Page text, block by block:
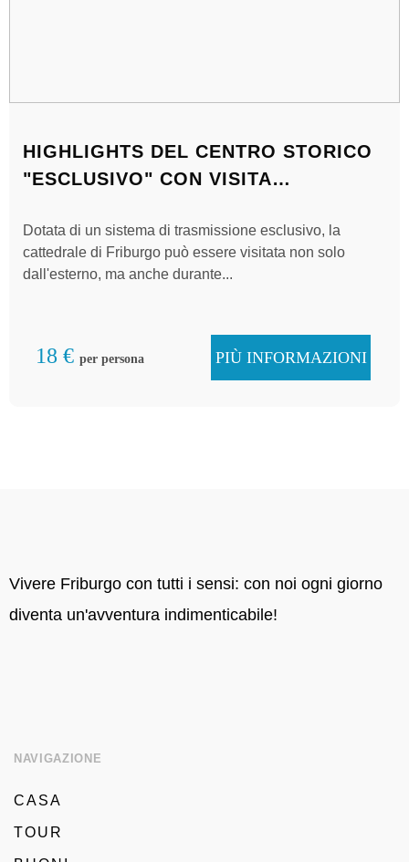
HIGHLIGHTS DEL CENTRO STORICO
"ESCLUSIVO" CON VISITA
TOUR APERTO
Dotata di un sistema di trasmissione esclusivo, la
cattedrale di Friburgo può essere visitata non solo
dall'esterno, ma anche durante...
18 € per persona PIÙ INFORMAZIONI
Vivere Friburgo con tutti i sensi: con noi ogni giorno
diventa un'avventura indimenticabile!
NAVIGAZIONE
CASA
TOUR